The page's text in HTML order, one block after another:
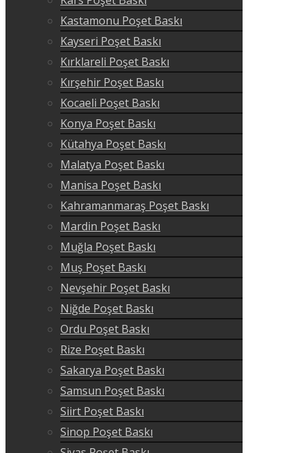
Kastamonu Poşet Baskı
Kayseri Poşet Baskı
Kırklareli Poşet Baskı
Kırşehir Poşet Baskı
Kocaeli Poşet Baskı
Konya Poşet Baskı
Kütahya Poşet Baskı
Malatya Poşet Baskı
Manisa Poşet Baskı
Kahramanmaraş Poşet Baskı
Mardin Poşet Baskı
Muğla Poşet Baskı
Muş Poşet Baskı
Nevşehir Poşet Baskı
Niğde Poşet Baskı
Ordu Poşet Baskı
Rize Poşet Baskı
Sakarya Poşet Baskı
Samsun Poşet Baskı
Siirt Poşet Baskı
Sinop Poşet Baskı